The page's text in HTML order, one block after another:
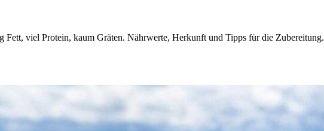
Fett, viel Protein, kaum Gräten. Nährwerte, Herkunft und Tipps für die Zubereitung.